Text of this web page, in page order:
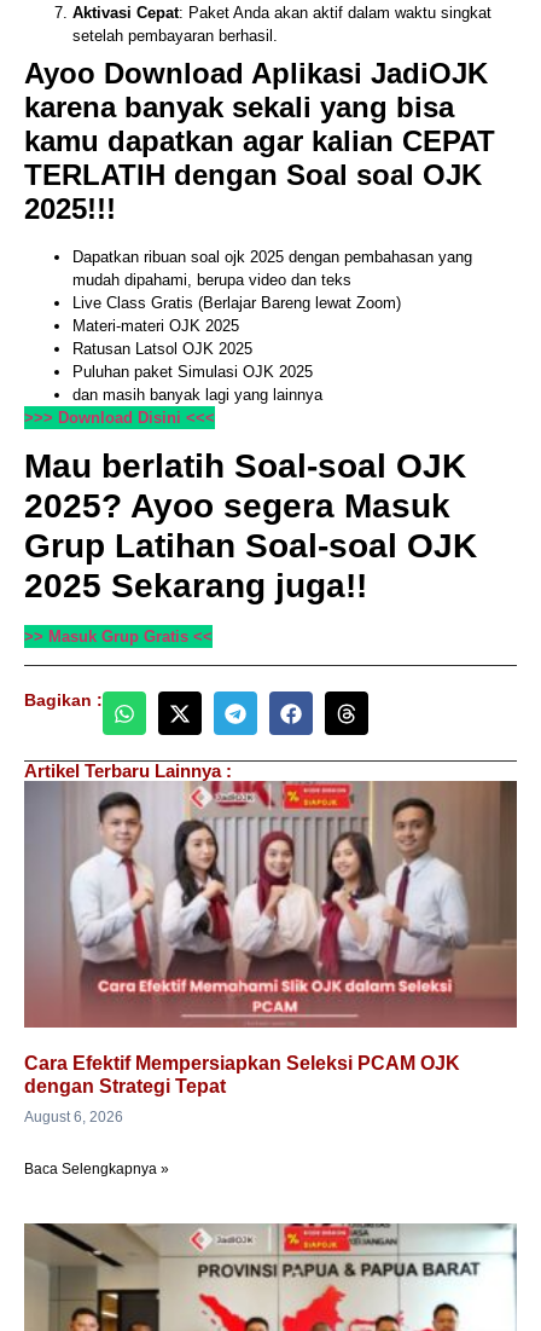
Aktivasi Cepat: Paket Anda akan aktif dalam waktu singkat
setelah pembayaran berhasil.
Ayoo Download Aplikasi JadiOJK
karena banyak sekali yang bisa
kamu dapatkan agar kalian CEPAT
TERLATIH dengan Soal soal OJK
2025!!!
Dapatkan ribuan soal ojk 2025 dengan pembahasan yang
mudah dipahami, berupa video dan teks
Live Class Gratis (Berlajar Bareng lewat Zoom)
Materi-materi OJK 2025
Ratusan Latsol OJK 2025
Puluhan paket Simulasi OJK 2025
dan masih banyak lagi yang lainnya
>>> Download Disini <<<
Mau berlatih Soal-soal OJK
2025? Ayoo segera Masuk
Grup Latihan Soal-soal OJK
2025 Sekarang juga!!
>> Masuk Grup Gratis <<
Bagikan :
Artikel Terbaru Lainnya :
Cara Efektif Mempersiapkan Seleksi PCAM OJK
dengan Strategi Tepat
August 6, 2026
Baca Selengkapnya »